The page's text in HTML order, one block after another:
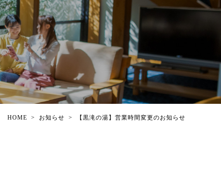
HOME > お知らせ > 【黒滝の湯】営業時間変更のお知らせ